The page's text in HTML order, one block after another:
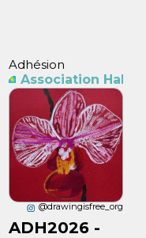
Bergeyre
Adhésion
Association
@drawingisfree_org
ADH2026 -